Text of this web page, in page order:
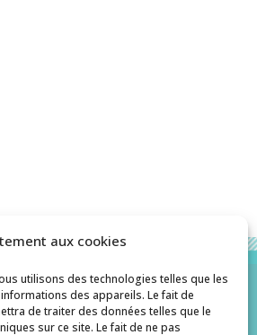
aux cookies
utilisons des technologies telles que les
des appareils. Le fait de
de traiter des données telles que le
sur ce site. Le fait de ne pas